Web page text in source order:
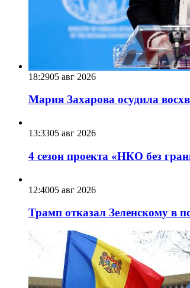
18:2905 авг 2026
Мария Захарова осудила
13:3305 авг 2026
4 сезон проекта «НКО без
12:4005 авг 2026
Трамп отказал Зеленскому в